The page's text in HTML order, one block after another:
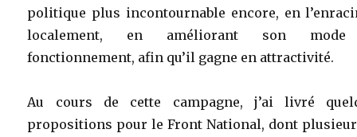
politique plus incontournable encore, en
localement, en améliorant son
fonctionnement, afin qu’il gagne en attractivité.
Au cours de cette campagne, j’ai livré
propositions pour le Front National, dont